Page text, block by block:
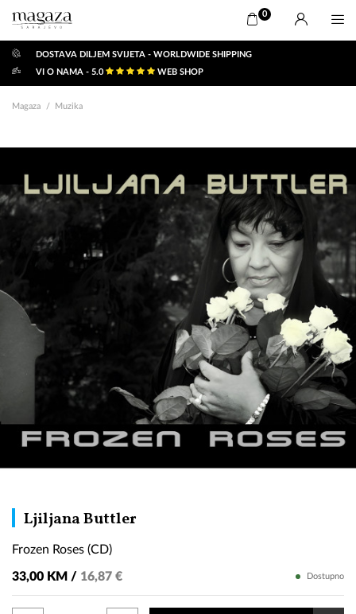
0
DOSTAVA DILJEM SVIJETA - WORLDWIDE SHIPPING
VI O NAMA - 5.0
WEB SHOP
Magaza Muzika
Ljiljana Buttler
Frozen Roses (CD)
33,00 KM / 16,87 € Dostupno